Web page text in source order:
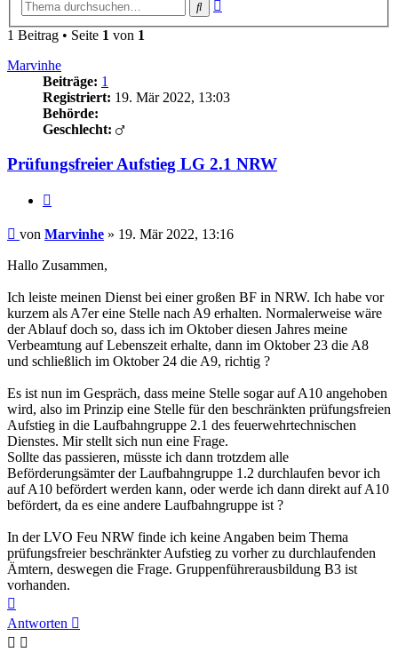
Suche
1 Beitrag • Seite 1 von 1
Marvinhe
Beiträge: 1
Registriert: 19. Mär 2022, 13:03
Behörde:
Geschlecht:
Prüfungsfreier Aufstieg LG 2.1 NRW
Beitrag
von Marvinhe » 19. Mär 2022, 13:16
Hallo Zusammen,
Ich leiste meinen Dienst bei einer großen BF in NRW. Ich habe vor
kurzem als A7er eine Stelle nach A9 erhalten. Normalerweise wäre
der Ablauf doch so, dass ich im Oktober diesen Jahres meine
Verbeamtung auf Lebenszeit erhalte, dann im Oktober 23 die A8
und schließlich im Oktober 24 die A9, richtig ?
Es ist nun im Gespräch, dass meine Stelle sogar auf A10 angehoben
wird, also im Prinzip eine Stelle für den beschränkten prüfungsfreien
Aufstieg in die Laufbahngruppe 2.1 des feuerwehrtechnischen
Dienstes. Mir stellt sich nun eine Frage.
Sollte das passieren, müsste ich dann trotzdem alle
Beförderungsämter der Laufbahngruppe 1.2 durchlaufen bevor ich
auf A10 befördert werden kann, oder werde ich dann direkt auf A10
befördert, da es eine andere Laufbahngruppe ist ?
In der LVO Feu NRW finde ich keine Angaben beim Thema
prüfungsfreier beschränkter Aufstieg zu vorher zu durchlaufenden
Ämtern, deswegen die Frage. Gruppenführerausbildung B3 ist
vorhanden.
oben
Antworten